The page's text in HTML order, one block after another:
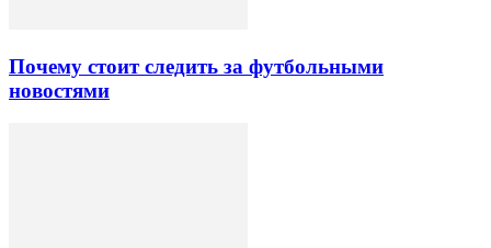
Почему стоит следить за футбольными
новостями